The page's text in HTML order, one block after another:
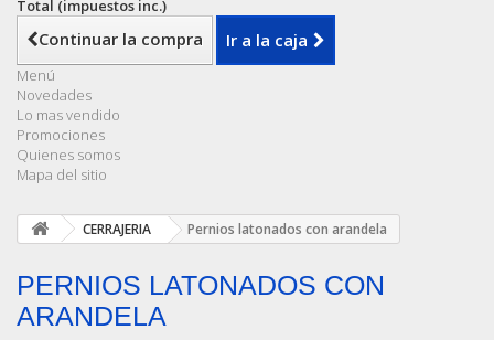
Total (impuestos inc.)
Continuar la compra Ir a la caja
Menú
Novedades
Lo mas vendido
Promociones
Quienes somos
Mapa del sitio
CERRAJERIA Pernios latonados con arandela
PERNIOS LATONADOS CON
ARANDELA